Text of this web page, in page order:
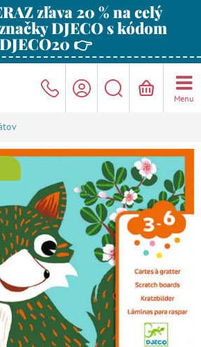
zľava 20 % na celý
DJECO s kódom
DJECO20 👉
Menu